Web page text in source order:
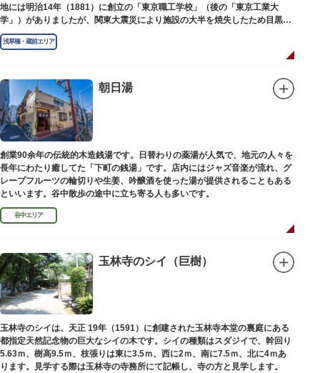
地には明治14年（1881）に創立の「東京職工学校」（後の「東京工業大
学」）がありましたが、関東大震災により施設の大半を焼失したため目黒に
移転しました。
浅草橋・蔵前エリア
朝日湯
創業90余年の伝統的木造銭湯です。日替わりの薬湯が人気で、地元の人々を
長年にわたり癒してた「下町の銭湯」です。店内にはジャズ音楽が流れ、グ
レープフルーツの輪切りや生姜、吟醸酒を使った湯が提供されることもある
といいます。谷中散歩の途中に立ち寄る人も多いです。
谷中エリア
玉林寺のシイ（巨樹）
玉林寺のシイは、天正 19年（1591）に創建された玉林寺本堂の裏庭にある
都指定天然記念物の巨大なシイの木です。シイの種類はスダジイで、幹回り
5.63ｍ、樹高9.5ｍ、枝張りは東に3.5ｍ、西に2ｍ、南に7.5ｍ、北に4ｍあ
ります。見学する際は玉林寺の寺務所にて記帳し、寺の方と見学します。